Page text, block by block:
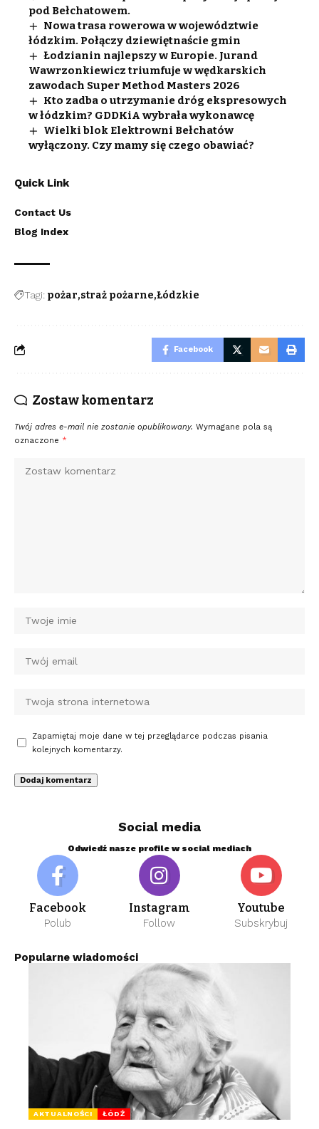
pod Bełchatowem.
Nowa trasa rowerowa w województwie
łódzkim. Połączy dziewiętnaście gmin
Łodzianin najlepszy w Europie. Jurand
Wawrzonkiewicz triumfuje w wędkarskich
zawodach Super Method Masters 2026
Kto zadba o utrzymanie dróg ekspresowych
w łódzkim? GDDKiA wybrała wykonawcę
Wielki blok Elektrowni Bełchatów
wyłączony. Czy mamy się czego obawiać?
Quick Link
Contact Us
Blog Index
Tagi: pożar straż pożarne Łódzkie
Facebook
Zostaw komentarz
Twój adres e-mail nie zostanie opublikowany. Wymagane pola są
oznaczone *
Zapamiętaj moje dane w tej przeglądarce podczas pisania
kolejnych komentarzy.
Social media
Odwiedź nasze profile w social mediach
Facebook
Polub
Instagram
Follow
Youtube
Subskrybuj
Popularne wiadomości
AKTUALNOŚCI ŁÓDŹ